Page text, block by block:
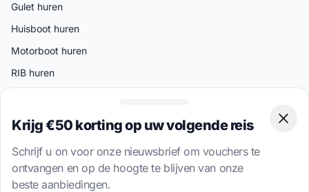
Gulet huren
Huisboot huren
Motorboot huren
RIB huren
Onze vertrouwde partners
Lid van de 5 Seasons Yachting Group
Partner van Sailogy
Krijg €50 korting op uw volgende reis
Schrijf u on voor onze nieuwsbrief om vouchers te
ontvangen en op de hoogte te blijven van onze
beste aanbiedingen.